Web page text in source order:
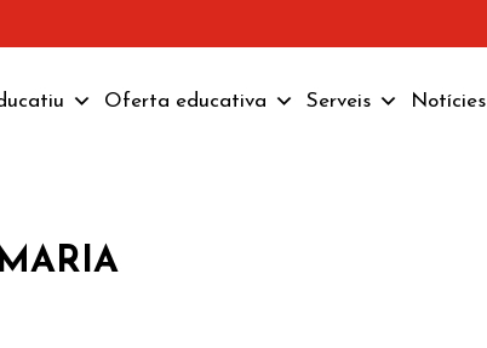
Oferta educativa Serveis Notícies